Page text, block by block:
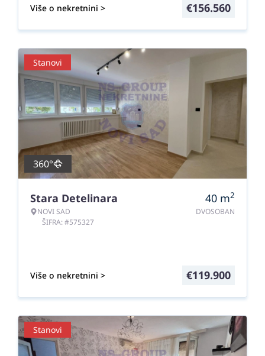
Više o nekretnini > €156.560
Stanovi
360°
Stara Detelinara
NOVI SAD
ŠIFRA: #575327
40 m2
DVOSOBAN
Više o nekretnini > €119.900
Stanovi